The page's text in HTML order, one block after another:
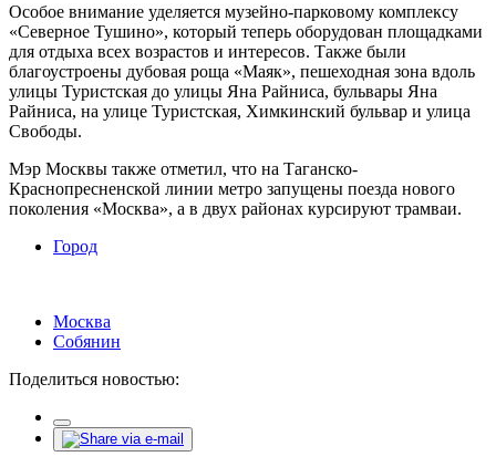
Особое внимание уделяется музейно-парковому комплексу
«Северное Тушино», который теперь оборудован площадками
для отдыха всех возрастов и интересов. Также были
благоустроены дубовая роща «Маяк», пешеходная зона вдоль
улицы Туристская до улицы Яна Райниса, бульвары Яна
Райниса, на улице Туристская, Химкинский бульвар и улица
Свободы.
Мэр Москвы также отметил, что на Таганско-
Краснопресненской линии метро запущены поезда нового
поколения «Москва», а в двух районах курсируют трамваи.
Город
Москва
Собянин
Поделиться новостью: